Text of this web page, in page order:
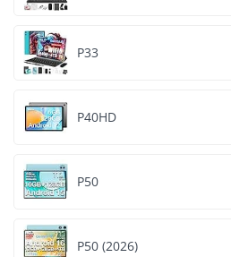
P33
P40HD
P50
P50 (2026)